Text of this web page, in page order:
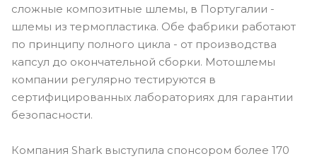
сложные композитные шлемы, в Португалии -
шлемы из термопластика. Обе фабрики работают
по принципу полного цикла - от производства
капсул до окончательной сборки. Мотошлемы
компании регулярно тестируются в
сертифицированных лабораториях для гарантии
безопасности.
Компания Shark выступила спонсором более 170